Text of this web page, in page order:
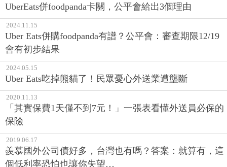
UberEats併foodpanda卡關，公平會給出3個理由
2024.11.15
Uber Eats併購foodpanda有譜？公平會：審查期限12/19
會有初步結果
2024.05.15
Uber Eats吃掉熊貓了！民眾憂心外送業遭壟斷
2020.11.13
「其實保費1天僅不到7元！」一張表看懂外送員必保的
保險
2019.06.17
羨慕國外公司債好多，台灣也有嗎？答案：就算有，這
個低利率恐怕也讓你失望…